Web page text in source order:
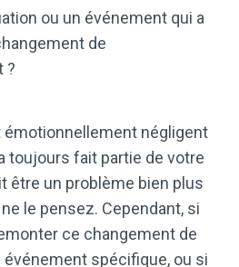
ou un événement qui a
de
?
négligent
toujours fait partie de votre
être un problème bien plus
le pensez. Cependant, si
ce changement de
spécifique, ou si